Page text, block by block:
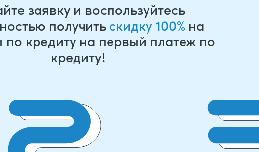
заявку и воспользуйтесь
получитьскидку 100% на
по кредиту на первый платеж по
кредиту!